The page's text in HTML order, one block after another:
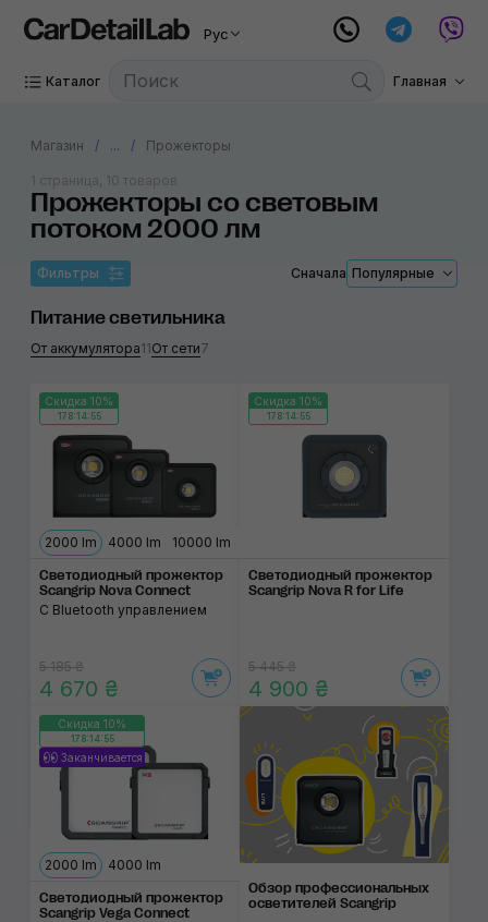
Рус
Каталог Главная
Магазин ... Прожекторы
Прожекторы со световым
потоком 2000 лм
1 страница, 10 товаров
Фильтры Сначала Популярные
Питание светильника
От аккумулятора11От сети7
Скидка 10%
178:14:54
2000 lm 4000 lm 10000 lm
Светодиодный про­жектор
Scangrip Nova Connect
С Bluetooth управлением
5 185 ₴
4 670 ₴
Скидка 10%
178:14:54
Светодиодный про­жектор
Scangrip Nova R for Life
5 445 ₴
4 900 ₴
Скидка 10%
178:14:54
Заканчивается
2000 lm 4000 lm
Светодиодный про­жектор
Scangrip Vega Connect
Обзор профессиона­ль­ных
осветите­лей Scangrip